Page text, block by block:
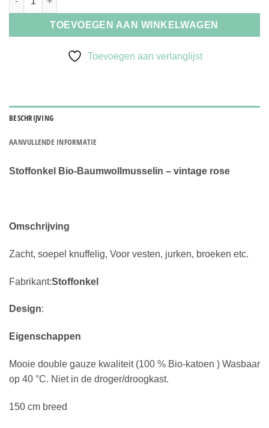
TOEVOEGEN AAN WINKELWAGEN
Toevoegen aan verlanglijst
BESCHRIJVING
AANVULLENDE INFORMATIE
Stoffonkel Bio-Baumwollmusselin – vintage rose
Omschrijving
Zacht, soepel knuffelig, Voor vesten, jurken, broeken etc.
Fabrikant:Stoffonkel
Design:
Eigenschappen
Mooie double gauze kwaliteit (100 % Bio-katoen ) Wasbaar
op 40 °C. Niet in de droger/droogkast.
150 cm breed